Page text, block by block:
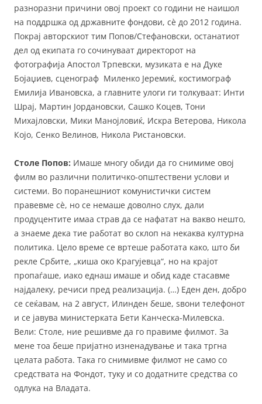
разноразни причини овој проект со години не наишол
на поддршка од државните фондови, сè до 2012 година.
Покрај авторскиот тим Попов/Стефановски, останатиот
дел од екипата го сочинуваат директорот на
фотографија Апостол Трпевски, музиката е на Дуке
Бојаџиев, сценограф Миленко Јеремиќ, костимограф
Емилија Ивановска, а главните улоги ги толкуваат: Инти
Шрај, Мартин Јордановски, Сашко Коцев, Тони
Михајловски, Мики Манојловиќ, Искра Ветерова, Никола
Којо, Сенко Велинов, Никола Ристановски.
Столе Попов: Имаше многу обиди да го снимиме овој
филм во различни политичко-општествени услови и
системи. Во поранешниот комунистички систем
правевме сè, но се немаше доволно слух, дали
продуцентите имаа страв да се нафатат на вакво нешто,
а знаеме дека тие работат во склоп на некаква културна
политика. Цело време се вртеше работата како, што би
рекле Србите, „киша око Крагујевца“, но на крајот
пропаѓаше, иако еднаш имаше и обид каде стасавме
најдалеку, речиси пред реализација. (…) Еден ден, добро
се сеќавам, на 2 август, Илинден беше, ѕвони телефонот
и се јавува министерката Бети Канческа-Милевска.
Вели: Столе, ние решивме да го правиме филмот. За
мене тоа беше пријатно изненадување и така тргна
целата работа. Така го снимивме филмот не само со
средствата на Фондот, туку и со додатните средства со
одлука на Владата.